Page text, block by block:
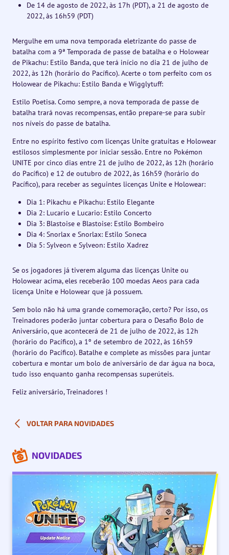
De 14 de agosto de 2022, às 17h (PDT), a 21 de agosto de
2022, às 16h59 (PDT)
Mergulhe em uma nova temporada eletrizante do passe de
batalha com a 9ª Temporada de passe de batalha e o Holowear
de Pikachu: Estilo Banda, que terá início no dia 21 de julho de
2022, às 12h (horário do Pacífico). Acerte o tom perfeito com os
Holowear de Pikachu: Estilo Banda e Wigglytuff:
Estilo Poetisa. Como sempre, a nova temporada de passe de
batalha trará novas recompensas, então prepare-se para subir
nos níveis do passe de batalha.
Entre no espírito festivo com licenças Unite gratuitas e Holowear
estilosos simplesmente por iniciar sessão. Entre no Pokémon
UNITE por cinco dias entre 21 de julho de 2022, às 12h (horário
do Pacífico) e 12 de outubro de 2022, às 16h59 (horário do
Pacífico), para receber as seguintes licenças Unite e Holowear:
Dia 1: Pikachu e Pikachu: Estilo Elegante
Dia 2: Lucario e Lucario: Estilo Concerto
Dia 3: Blastoise e Blastoise: Estilo Bombeiro
Dia 4: Snorlax e Snorlax: Estilo Soneca
Dia 5: Sylveon e Sylveon: Estilo Xadrez
Se os jogadores já tiverem alguma das licenças Unite ou
Holowear acima, eles receberão 100 moedas Aeos para cada
licença Unite e Holowear que já possuem.
Sem bolo não há uma grande comemoração, certo? Por isso, os
Treinadores poderão juntar cobertura para o Desafio Bolo de
Aniversário, que acontecerá de 21 de julho de 2022, às 12h
(horário do Pacífico), a 1º de setembro de 2022, às 16h59
(horário do Pacífico). Batalhe e complete as missões para juntar
cobertura e montar um bolo de aniversário de dar água na boca,
tudo isso enquanto ganha recompensas superúteis.
Feliz aniversário, Treinadores !
VOLTAR PARA NOVIDADES
NOVIDADES